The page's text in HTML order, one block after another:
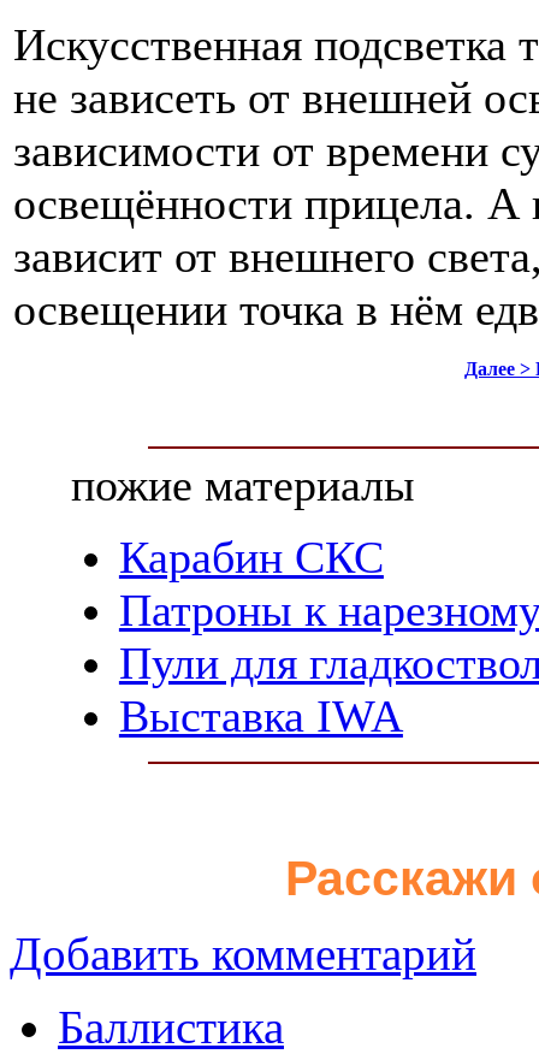
Искусственная подсветка
не зависеть от внешней
зависимости от времени
освещённости прицела. А
зависит от внешнего
освещении точка в нём
Далее
пожие материалы
Карабин СКС
Патроны к
Пули для
Выставка IWA
Расскажи
Добавить комментарий
Баллистика